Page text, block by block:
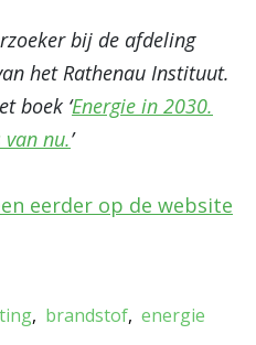
bij de afdeling
het Rathenau Instituut.
boek ‘Energie in 2030.
nu.’
eerder op de website
brandstof energie